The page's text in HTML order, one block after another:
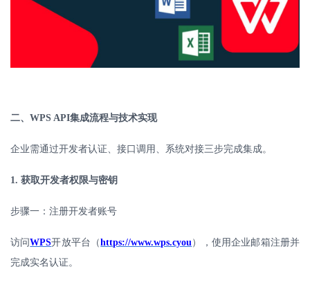
二、 WPS API集成流程与技术实现
企业需通过开发者认证、接口调用、系统对接三步完成集成。
1. 获取开发者权限与密钥
步骤一：注册开发者账号
访问WPS开放平台（https://www.wps.cyou ），使用企业邮箱注册并
完成实名认证。